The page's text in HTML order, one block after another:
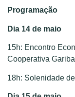
Programação
Dia 14 de maio
15h: Encontro
Cooperativa
18h: Solenidade